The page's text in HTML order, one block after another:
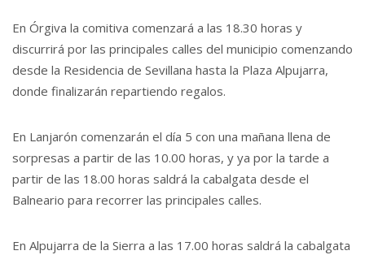
En Órgiva la comitiva comenzará a las 18.30 horas y
discurrirá por las principales calles del municipio comenzando
desde la Residencia de Sevillana hasta la Plaza Alpujarra,
donde finalizarán repartiendo regalos.
En Lanjarón comenzarán el día 5 con una mañana llena de
sorpresas a partir de las 10.00 horas, y ya por la tarde a
partir de las 18.00 horas saldrá la cabalgata desde el
Balneario para recorrer las principales calles.
En Alpujarra de la Sierra a las 17.00 horas saldrá la cabalgata